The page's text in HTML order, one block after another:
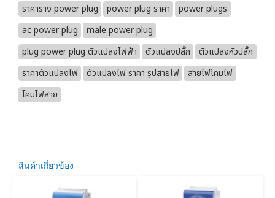
ราคาราง power plug
power plug ราคา
power plugs
ac power plug
male power plug
plug power plug ตัวแปลงไฟฟ้า
ตัวแปลงปลั๊ก
ตัวแปลงหัวปลั๊ก
ราคาตัวแปลงไฟ
ตัวแปลงไฟ ราคา รูปสายไฟ
สายไฟโคมไฟ
โคมไฟสาย
สินค้าเกี่ยวข้อง